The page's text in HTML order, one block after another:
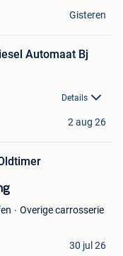
Gisteren
Automaat Bj
Details
2 aug 26
Overige carrosserie
30 jul 26